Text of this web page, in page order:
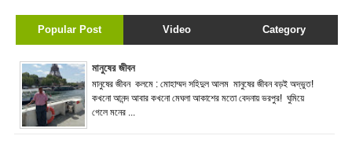
Popular Post Video Category
মানুষের জীবন
মানুষের জীবন কলমে : মোহাম্মদ সহিদুল আলম মানুষের জীবন বড়ই অদ্ভুত!
কখনো আনন্দ আবার কখনো মেঘলা আকাশের মতো বেদনায় ভরপুর! ঘুমিয়ে
গেলে মনের ...